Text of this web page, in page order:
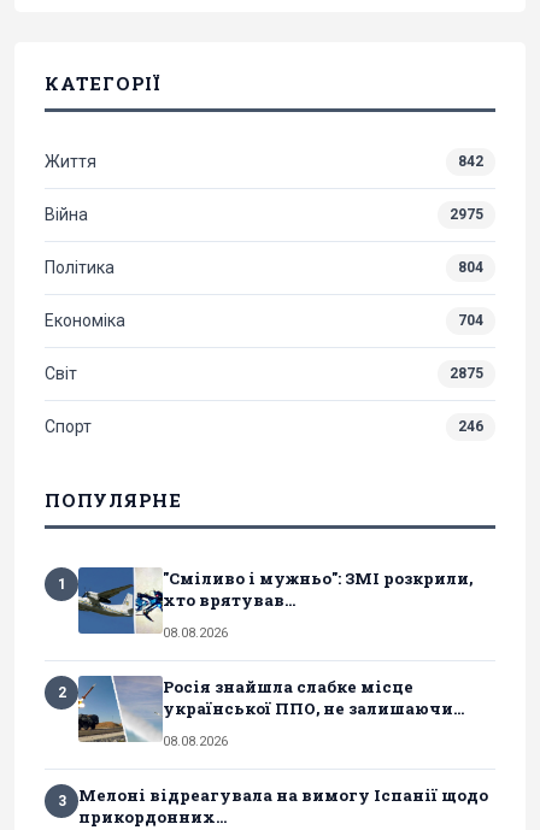
КАТЕГОРІЇ
Життя 842
Війна 2975
Політика 804
Економіка 704
Світ 2875
Спорт 246
ПОПУЛЯРНЕ
1
"Сміливо і мужньо": ЗМІ розкрили,
хто врятував...
08.08.2026
2
Росія знайшла слабке місце
української ППО, не залишаючи...
08.08.2026
3
Мелоні відреагувала на вимогу Іспанії щодо
прикордонних...